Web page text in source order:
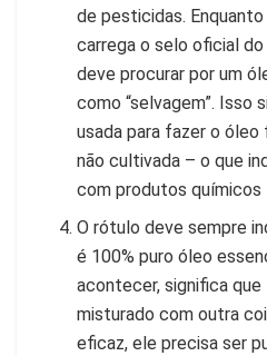
de pesticidas.
carrega o selo oficial
deve procurar por um
como “selvagem”. Isso
usada para fazer o óleo
não cultivada – o que
com produtos químicos
O rótulo deve sempre
é 100% puro óleo
acontecer, significa
misturado com outra
eficaz, ele precisa ser